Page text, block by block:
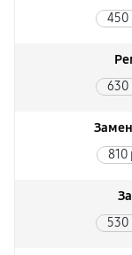
450
630
810
530